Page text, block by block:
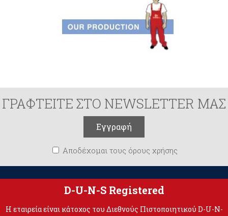
ΓΡΑΦΤΕΙΤΕ ΣΤΟ NEWSLETTER ΜΑΣ
Αποδέχομαι τους όρους χρήσης
D-U-N-S Registered
Η εταιρεία είναι κάτοχος του Διεθνούς Πιστοποιητικού D-U-N-